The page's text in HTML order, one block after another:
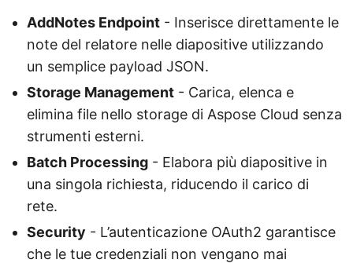
AddNotes Endpoint - Inserisce direttamente le
note del relatore nelle diapositive utilizzando
un semplice payload JSON.
Storage Management - Carica, elenca e
elimina file nello storage di Aspose Cloud senza
strumenti esterni.
Batch Processing - Elabora più diapositive in
una singola richiesta, riducendo il carico di
rete.
Security - L’autenticazione OAuth2 garantisce
che le tue credenziali non vengano mai